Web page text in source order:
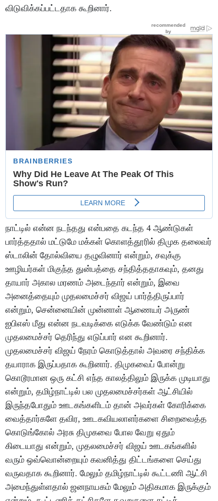
விடுவிக்கப்பட்டதாக கூறினார்.
நாட்டில் என்ன நடந்தது என்பதை கடந்த 4 ஆண்டுகள்
பார்த்ததால் மட்டுமே மக்கள் கொளத்தூரில் திமுக தலைவர்
ஸ்டாலின் தோல்வியை தழுவினார் என்றும், சவுக்கு
ஊழியர்கள் மிகுந்த துன்பத்தை சந்தித்ததாகவும், தனது
தாயார் அகால மரணம் அடைந்தார் என்றும், இவை
அனைத்தையும் முதலமைச்சர் விஜய் பார்த்திருப்பார்
என்றும், சென்னையின் முன்னாள் ஆணையர் அருண்
ஐபிஎஸ் மீது என்ன நடவடிக்கை எடுக்க வேண்டும் என
முதலமைச்சர் தெரிந்து எடுப்பார் என கூறினார்.
முதலமைச்சர் விஜய் நேரம் கொடுத்தால் அவரை சந்திக்க
தயாராக இருப்பதாக கூறினார். திமுகவைப் போன்று
கொடூரமான ஒரு கட்சி எந்த காலத்திலும் இருக்க முடியாது
என்றும், தமிழ்நாட்டில் பல முதலமைச்சர்கள் ஆட்சியில்
இருந்தபோதும் ஊடகங்களிடம் தான் அவர்கள் கோரிக்கை
வைத்தார்களே தவிர, ஊடகவியலாளர்களை சிறைவைத்த
கொடுங்கோல் அரசு திமுகவை போல வேறு ஏதும்
கிடையாது என்றும், முதலமைச்சர் விஜய் ஊடகங்களில்
வரும் ஒவ்வொன்றையும் கவனித்து திட்டங்களை செய்து
வருவதாக கூறினார். மேலும் தமிழ்நாட்டில் கூட்டணி ஆட்சி
அமைந்துள்ளதால் ஜனநாயகம் மேலும் அதிகமாக இருக்கும்